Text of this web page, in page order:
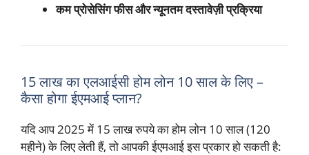
कम प्रोसेसिंग फीस और न्यूनतम दस्तावेज़ी प्रक्रिया
15 लाख का एलआईसी होम लोन 10 साल के लिए –
कैसा होगा ईएमआई प्लान?
यदि आप 2025 में 15 लाख रुपये का होम लोन 10 साल (120
महीने) के लिए लेती हैं, तो आपकी ईएमआई इस प्रकार हो सकती है: